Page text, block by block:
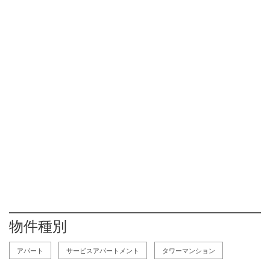
物件種別
アパート サービスアパートメント タワーマンション